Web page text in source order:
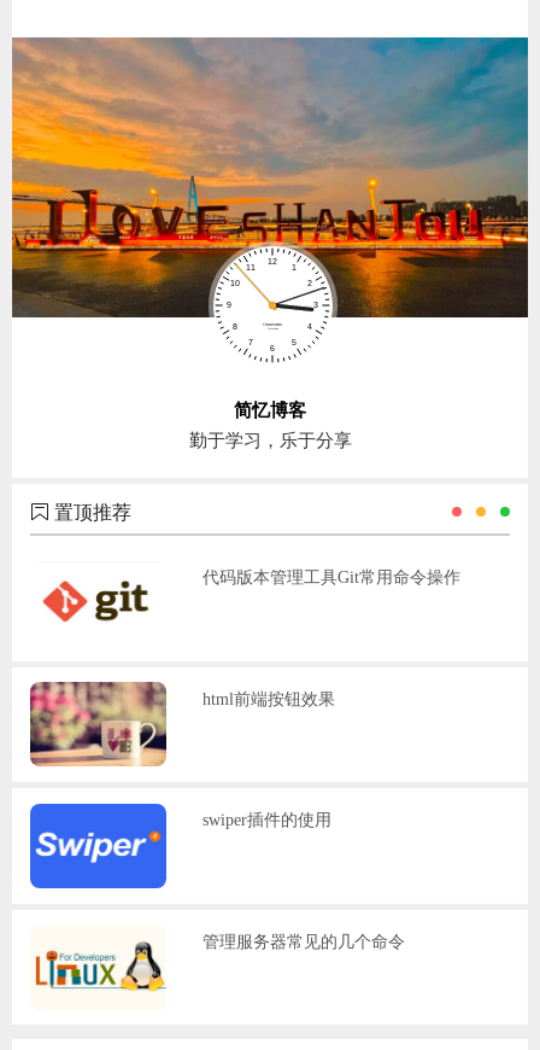
简忆博客
勤于学习，乐于分享
置顶推荐
代码版本管理工具Git常用命令操作
html前端按钮效果
swiper插件的使用
管理服务器常见的几个命令